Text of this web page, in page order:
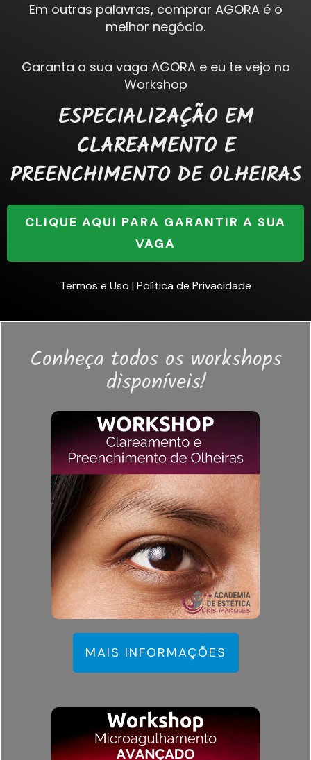
Em outras palavras, comprar AGORA é o
melhor negócio.
Garanta a sua vaga AGORA e eu te vejo no
Workshop
ESPECIALIZAÇÃO EM
CLAREAMENTO E
PREENCHIMENTO DE OLHEIRAS
CLIQUE AQUI PARA GARANTIR A SUA
VAGA
Termos e Uso | Política de Privacidade
Conheça todos os workshops
disponíveis!
MAIS INFORMAÇÕES